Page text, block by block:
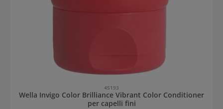
45193
Wella Invigo Color Brilliance Vibrant Color Conditioner
per capelli fini